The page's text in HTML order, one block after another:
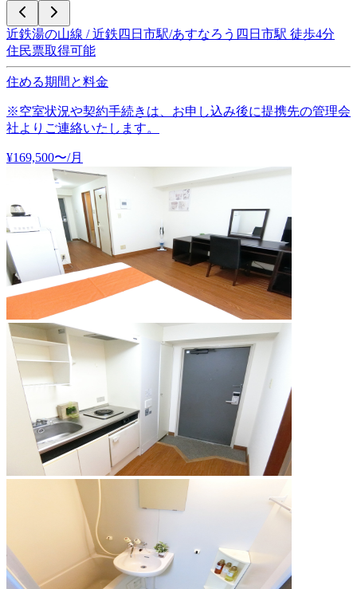
近鉄湯の山線 / 近鉄四日市駅/あすなろう四日市駅 徒歩4分
住民票取得可能
住める期間と料金
※空室状況や契約手続きは、お申し込み後に提携先の管理会
社よりご連絡いたします。
¥169,500〜/月